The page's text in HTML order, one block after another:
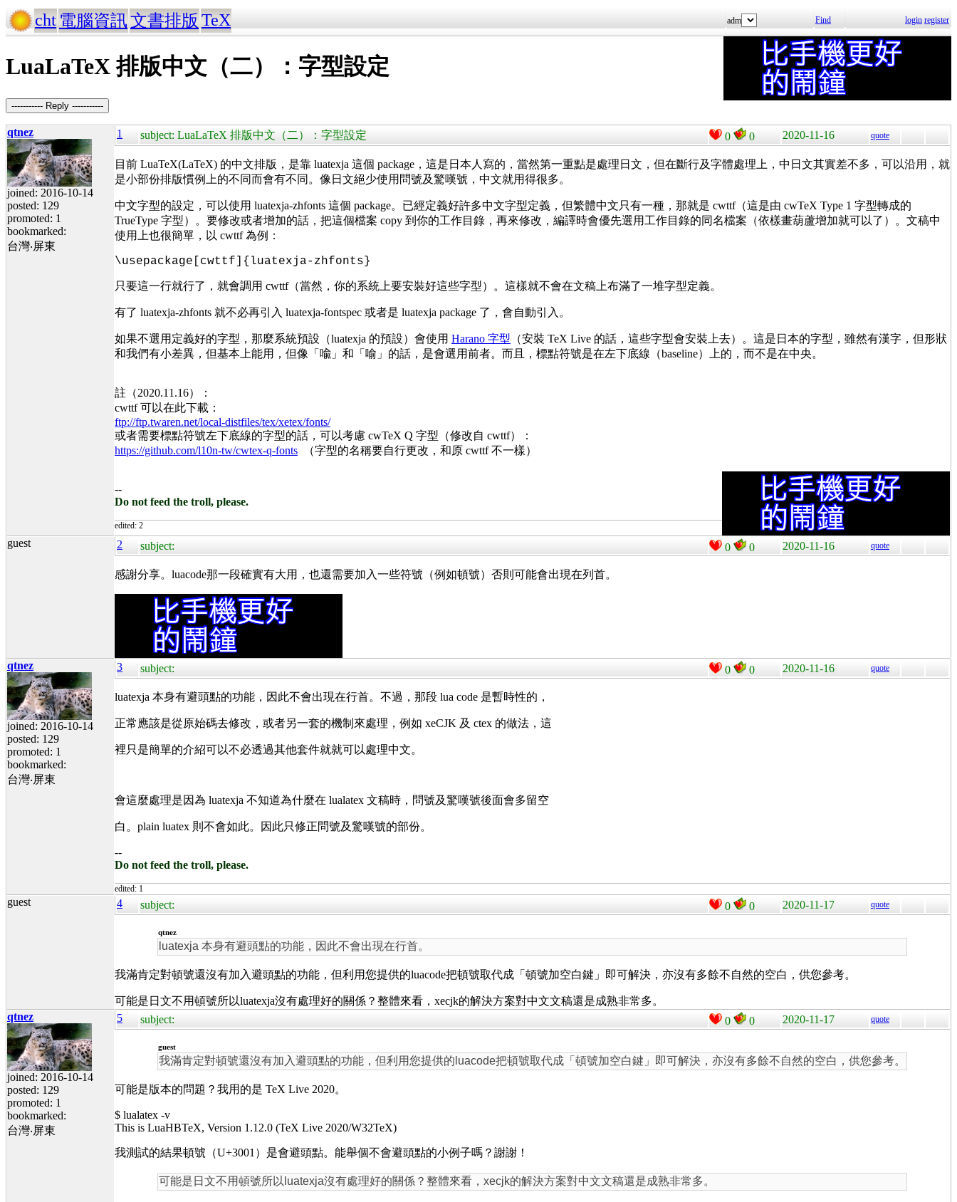
cht 電腦資訊文書排版 TeX adm Find login register
LuaLaTeX 排版中文（二）：字型設定
----------- Reply -----------
qtnez
joined: 2016-10-14
posted: 129
promoted: 1
bookmarked:
台灣‧屏東
1 subject: LuaLaTeX 排版中文（二）：字型設定 0 0 2020-11-16 quote
目前 LuaTeX(LaTeX) 的中文排版，是靠 luatexja 這個 package，這是日本人寫的，當然第一重點是處理日文，但在斷行及字體處理上，中日文其實差不多，可以沿用，就
是小部份排版慣例上的不同而會有不同。像日文絕少使用問號及驚嘆號，中文就用得很多。
中文字型的設定，可以使用 luatexja-zhfonts 這個 package。已經定義好許多中文字型定義，但繁體中文只有一種，那就是 cwttf（這是由 cwTeX Type 1 字型轉成的
TrueType 字型）。要修改或者增加的話，把這個檔案 copy 到你的工作目錄，再來修改，編譯時會優先選用工作目錄的同名檔案（依樣畫葫蘆增加就可以了）。文稿中
使用上也很簡單，以 cwttf 為例：
\usepackage[cwttf]{luatexja-zhfonts}
只要這一行就行了，就會調用 cwttf（當然，你的系統上要安裝好這些字型）。 這樣就不會在文稿上布滿了一堆字型定義。
有了 luatexja-zhfonts 就不必再引入 luatexja-fontspec 或者是 luatexja package 了，會自動引入。
如果不選用定義好的字型，那麼系統預設（luatexja 的預設）會使用 Harano 字型 （安裝 TeX Live 的話，這些字型會安裝上去）。這是日本的字型，雖然有漢字，但形狀
和我們有小差異，但基本上能用，但像「喩」和「喻」的話，是會選用前者。而且，標點符號是在左下底線（baseline）上的，而不是在中央。
註（2020.11.16）：
cwttf 可以在此下載：
ftp://ftp.twaren.net/local-distfiles/tex/xetex/fonts/
或者需要標點符號左下底線的字型的話，可以考慮 cwTeX Q 字型（修改自 cwttf）：
https://github.com/l10n-tw/cwtex-q-fonts （字型的名稱要自行更改，和原 cwttf 不一樣）
--
Do not feed the troll, please.
edited: 2
guest 2 subject: 0 0 2020-11-16 quote
感謝分享。luacode那一段確實有大用，也還需要加入一些符號（例如頓號）否則可能會出現在列首。
qtnez
joined: 2016-10-14
posted: 129
promoted: 1
bookmarked:
台灣‧屏東
3 subject: 0 0 2020-11-16 quote
luatexja 本身有避頭點的功能，因此不會出現在行首。不過，那段 lua code 是暫時性的，
正常應該是從原始碼去修改，或者另一套的機制來處理，例如 xeCJK 及 ctex 的做法，這
裡只是簡單的介紹可以不必透過其他套件就就可以處理中文。
會這麼處理是因為 luatexja 不知道為什麼在 lualatex 文稿時，問號及驚嘆號後面會多留空
白。plain luatex 則不會如此。因此只修正問號及驚嘆號的部份。
--
Do not feed the troll, please.
edited: 1
guest 4 subject: 0 0 2020-11-17 quote
qtnez
luatexja 本身有避頭點的功能，因此不會出現在行首。
我滿肯定對頓號還沒有加入避頭點的功能，但利用您提供的luacode把頓號取代成「頓號加空白鍵」即可解決，亦沒有多餘不自然的空白，供您參考。
可能是日文不用頓號所以luatexja沒有處理好的關係？整體來看，xecjk的解決方案對中文文稿還是成熟非常多。
qtnez
joined: 2016-10-14
posted: 129
promoted: 1
bookmarked:
台灣‧屏東
5 subject: 0 0 2020-11-17 quote
guest
我滿肯定對頓號還沒有加入避頭點的功能，但利用您提供的luacode把頓號取代成「頓號加空白鍵」即可解決，亦沒有多餘不自然的空白，供您參考。
可能是版本的問題？我用的是 TeX Live 2020。
$ lualatex -v
This is LuaHBTeX, Version 1.12.0 (TeX Live 2020/W32TeX)
我測試的結果頓號（U+3001）是會避頭點。能舉個不會避頭點的小例子嗎？謝謝！
可能是日文不用頓號所以luatexja沒有處理好的關係？整體來看，xecjk的解決方案對中文文稿還是成熟非常多。